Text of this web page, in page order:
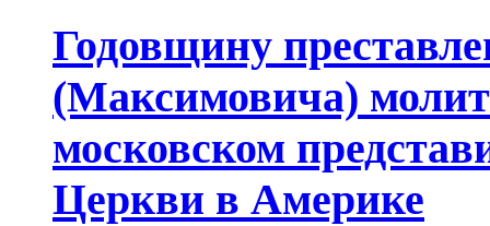
Годовщину
(Максимовича)
московском
Церкви в Америке